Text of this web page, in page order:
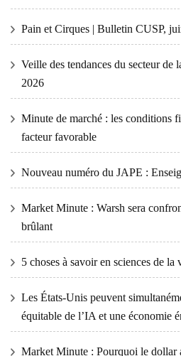
Pain et Cirques | Bulletin CUSP,
Veille des tendances du secteur de
2026
Minute de marché : les conditions
facteur favorable
Nouveau numéro du JAPE :
Market Minute : Warsh sera
brûlant
5 choses à savoir en sciences de
Les États-Unis peuvent
équitable de l’IA et une économie
Market Minute : Pourquoi le dollar